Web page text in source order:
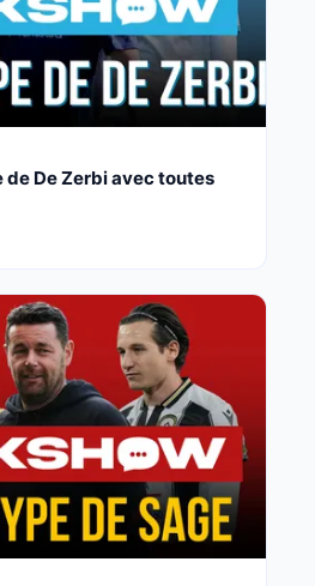
de De Zerbi avec toutes